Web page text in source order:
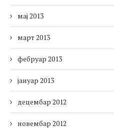
мај 2013
март 2013
фебруар 2013
јануар 2013
децембар 2012
новембар 2012